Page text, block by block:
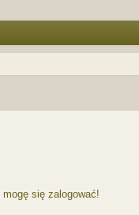
mogę się zalogować!